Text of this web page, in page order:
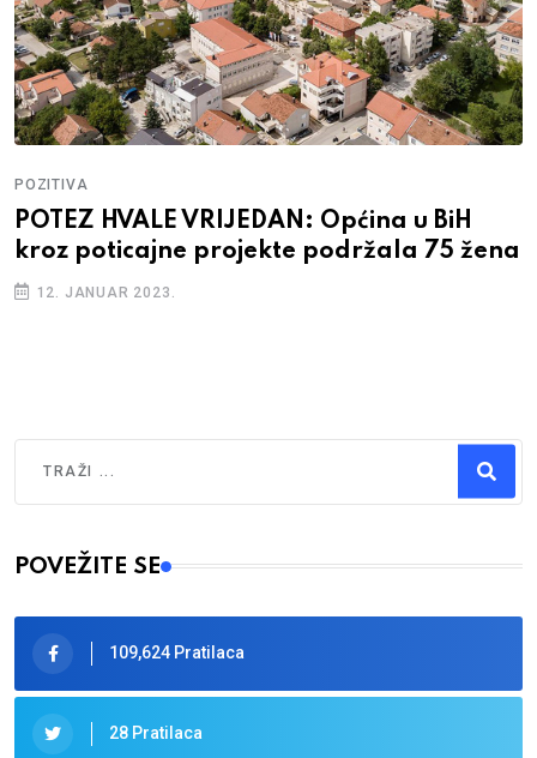
POZITIVA
POTEZ HVALE VRIJEDAN: Općina u BiH
kroz poticajne projekte podržala 75 žena
12. JANUAR 2023.
Type 2 or more characters for results.
POVEŽITE SE
109,624 Pratilaca
28 Pratilaca